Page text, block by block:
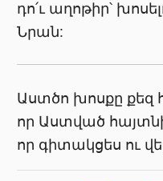
դո՛ւ աղոթիր՝
Նրան:
Աստծո խոսքը քեզ
որ Աստված
որ գիտակցես ու